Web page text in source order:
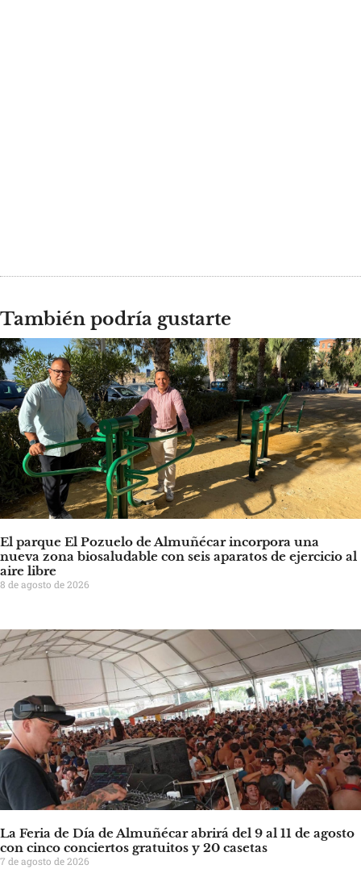
También podría gustarte
El parque El Pozuelo de Almuñécar incorpora una
nueva zona biosaludable con seis aparatos de ejercicio al
aire libre
8 de agosto de 2026
La Feria de Día de Almuñécar abrirá del 9 al 11 de agosto
con cinco conciertos gratuitos y 20 casetas
7 de agosto de 2026